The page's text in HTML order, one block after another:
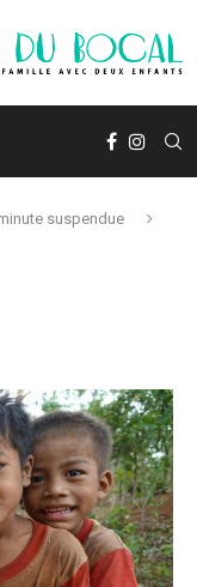
suspendue